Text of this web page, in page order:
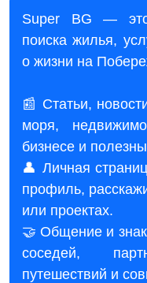
Super BG —
поиска жилья,
о жизни на
📰 Статьи,
моря,
бизнесе и
👤 Личная
профиль,
или проектах.
🤝 Общение и
соседей,
путешествий и